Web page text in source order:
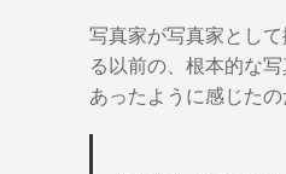
写真家が写真家とし
る以前の、根本的な
あったように感じたの